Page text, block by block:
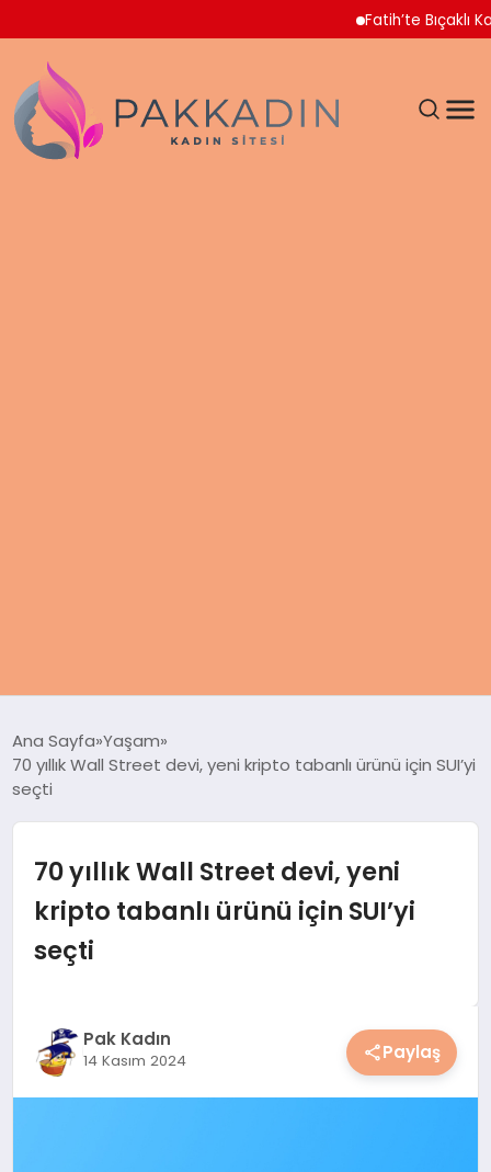
Fatih’te Bıçaklı
KADIN
MAGAZIN
SPOR & FITNESS
YEMEK
Ana Sayfa Yaşam
70 yıllık Wall Street devi, yeni kripto tabanlı ürünü için SUI’yi
seçti
70 yıllık Wall Street devi, yeni
kripto tabanlı ürünü için SUI’yi
seçti
Pak Kadın
14 Kasım 2024 Paylaş